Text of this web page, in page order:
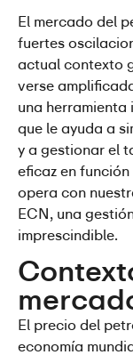
El mercado del
fuertes
actual contexto
verse
una herramienta
que le ayuda a
y a gestionar el
eficaz en
opera con
ECN, una
imprescindible.
El precio del
economía